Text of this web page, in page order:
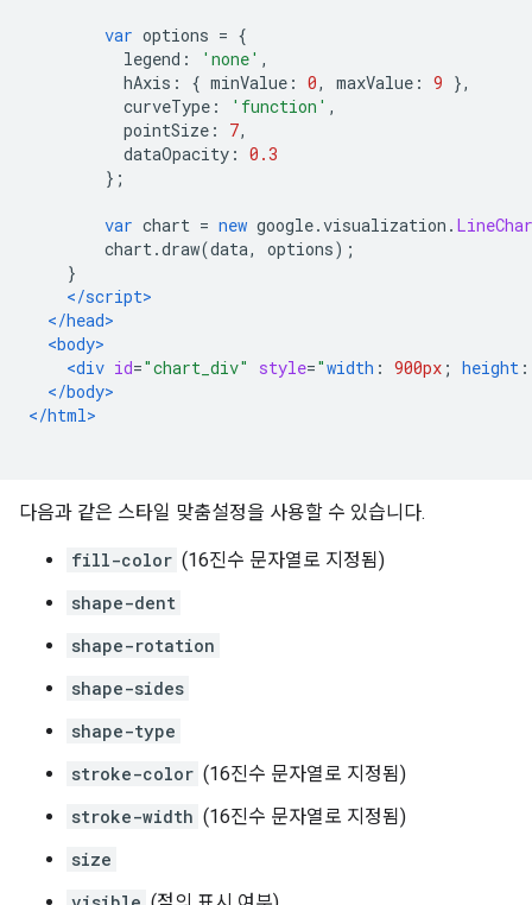
var options = {
legend : 'none' ,
hAxis : { minValue : 0, maxValue : 9 },
curveType : 'function' ,
pointSize : 7,
dataOpacity : 0.3
};
var chart = new google.visualization .
chart.draw(data, options);
}
</script>
</head>
<body>
<div id="chart_div" style="width : 900px ; height :
</body>
</html>
다음과 같은 스타일 맞춤설정을 사용할 수 있습니다.
fill-color (16진수 문자열로 지정됨)
shape-dent
shape-rotation
shape-sides
shape-type
stroke-color (16진수 문자열로 지정됨)
stroke-width (16진수 문자열로 지정됨)
size